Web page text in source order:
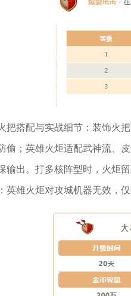
把搭配与实战细节：装饰火
偷；英雄火炬适配武神流、
输出。打多核阵型时，火炬
英雄火炬对攻城机器无效，